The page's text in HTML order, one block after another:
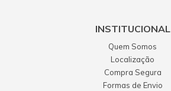
INSTITUCIONAL
Quem Somos
Localização
Compra Segura
Formas de Envio